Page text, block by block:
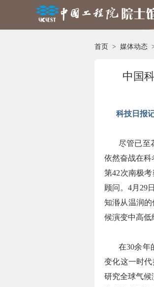
首页 > 媒体动态
中国
科技日报记
尽管已至
依然奋战在科
第42次南极
顾问。4月29
知湣从温润
候演变中高低
在30余年
变化这一时
研究全球气候